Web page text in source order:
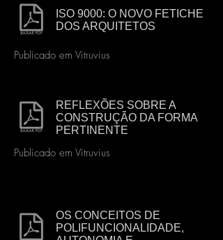
ISO 9000: O NOVO FETICHE
DOS ARQUITETOS
Publicado em Vitruvius
REFLEXÕES SOBRE A
CONSTRUÇÃO DA FORMA
PERTINENTE
Publicado em Vitruvius
OS CONCEITOS DE
POLIFUNCIONALIDADE,